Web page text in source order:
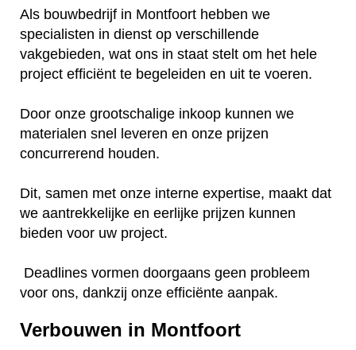
Als bouwbedrijf in Montfoort hebben we
specialisten in dienst op verschillende
vakgebieden, wat ons in staat stelt om het hele
project efficiënt te begeleiden en uit te voeren.
Door onze grootschalige inkoop kunnen we
materialen snel leveren en onze prijzen
concurrerend houden.
Dit, samen met onze interne expertise, maakt dat
we aantrekkelijke en eerlijke prijzen kunnen
bieden voor uw project.
Deadlines vormen doorgaans geen probleem
voor ons, dankzij onze efficiënte aanpak.
Verbouwen in Montfoort